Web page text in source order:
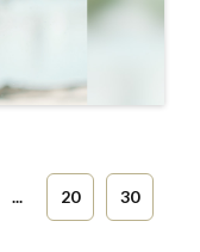
... 20 30